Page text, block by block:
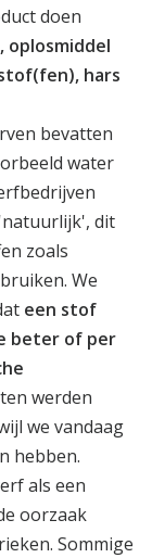
doen
oplosmiddel
hars
bevatten
water
dit
zoals
We
een stof
beter of per
werden
we vandaag
hebben.
als een
oorzaak
Sommige